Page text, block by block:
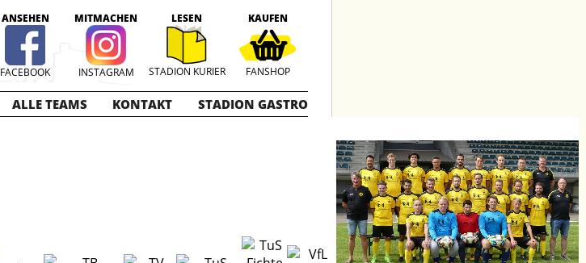
ANSEHEN
FACEBOOK
MITMACHEN
INSTAGRAM
LESEN
STADION KURIER
KAUFEN
FANSHOP
ALLE TEAMS KONTAKT STADION GASTRO